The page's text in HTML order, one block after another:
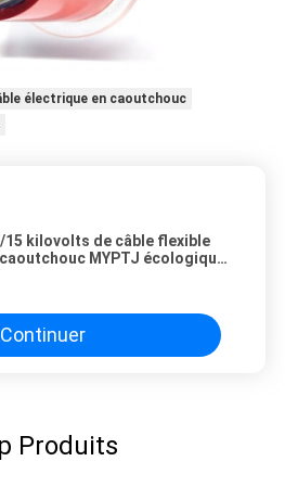
électrique en caoutchouc
15 kilovolts de câble flexible
MYPTJ écologique
Continuer
Produits